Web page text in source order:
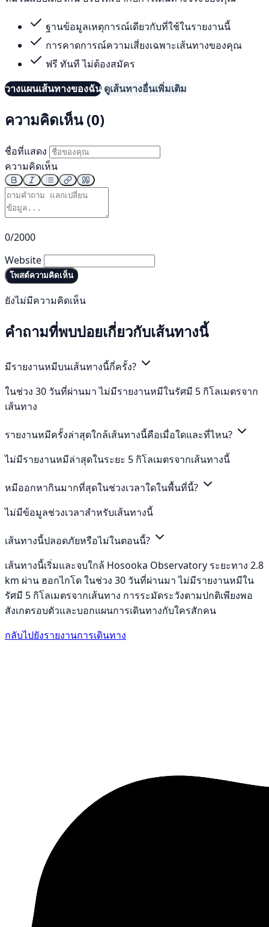
ฐานข้อมูลเหตุการณ์เดียวกับที่ใช้ในรายงานนี้
การคาดการณ์ความเสี่ยงเฉพาะเส้นทางของคุณ
ฟรี ทันที ไม่ต้องสมัคร
วางแผนเส้นทางของฉัน ดูเส้นทางอื่นเพิ่มเติม
ความคิดเห็น (0)
ชื่อที่แสดง
ความคิดเห็น
0/2000
Website
โพสต์ความคิดเห็น
ยังไม่มีความคิดเห็น
คำถามที่พบบ่อยเกี่ยวกับเส้นทางนี้
มีรายงานหมีบนเส้นทางนี้กี่ครั้ง?
ในช่วง 30 วันที่ผ่านมา ไม่มีรายงานหมีในรัศมี 5 กิโลเมตรจาก
เส้นทาง
รายงานหมีครั้งล่าสุดใกล้เส้นทางนี้คือเมื่อใดและที่ไหน?
ไม่มีรายงานหมีล่าสุดในระยะ 5 กิโลเมตรจากเส้นทางนี้
หมีออกหากินมากที่สุดในช่วงเวลาใดในพื้นที่นี้?
ไม่มีข้อมูลช่วงเวลาสำหรับเส้นทางนี้
เส้นทางนี้ปลอดภัยหรือไม่ในตอนนี้?
เส้นทางนี้เริ่มและจบใกล้ Hosooka Observatory ระยะทาง 2.8
km ผ่าน ฮอกไกโด ในช่วง 30 วันที่ผ่านมา ไม่มีรายงานหมีใน
รัศมี 5 กิโลเมตรจากเส้นทาง การระมัดระวังตามปกติเพียงพอ
สังเกตรอบตัวและบอกแผนการเดินทางกับใครสักคน
กลับไปยังรายงานการเดินทาง